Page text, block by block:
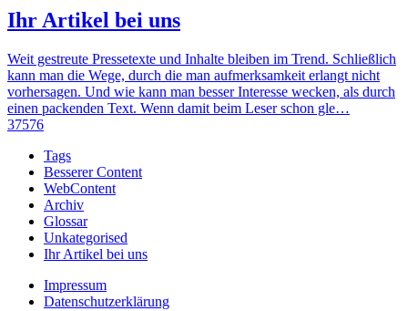
Ihr Artikel bei uns
Weit gestreute Pressetexte und Inhalte bleiben im Trend. Schließlich
kann man die Wege, durch die man aufmerksamkeit erlangt nicht
vorhersagen. Und wie kann man besser Interesse wecken, als durch
einen packenden Text. Wenn damit beim Leser schon gle…
37576
Tags
Besserer Content
WebContent
Archiv
Glossar
Unkategorised
Ihr Artikel bei uns
Impressum
Datenschutzerklärung